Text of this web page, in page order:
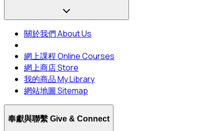
關於我們 About Us
網上課程 Online Courses
網上商店 Store
我的商品 My Library
網站地圖 Sitemap
奉獻與聯繫 Give & Connect